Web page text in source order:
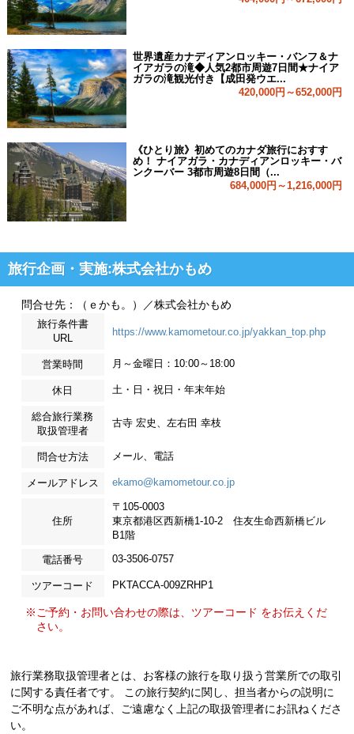
世界遺産カナディアンロッキー・バンフ＆ナ
イアガラの滝◆人気2都市周遊7日間★ナイア
ガラの滝観光付き【成田発ウエ...
420,000円～652,000円
《ひとり旅》初めてのカナダ旅行におすす
め！ ナイアガラ・カナディアンロッキー・バ
ンクーバー 3都市周遊8日間（...
684,000円～1,216,000円
旅行企画・実施:株式会社かもめ
問合せ先：（ｅかも。）／株式会社かもめ
旅行条件書
URL
https://www.kamometour.co.jp/yakkan_top.php
営業時間 月～金曜日：10:00～18:00
休日 土・日・祝日・年末年始
総合旅行業務
取扱管理者
古寺 宏史、左右田 幸枝
問合せ方法 メール、電話
メールアドレス ekamo@kamometour.co.jp
住所
〒105-0003
東京都港区西新橋1-10-2 住友生命西新橋ビル
B1階
電話番号 03-3506-0757
ツアーコード PKTACCA-009ZRHP1
※ご予約・お問い合わせの際は、ツアーコード をお伝えくだ
さい。
旅行業務取扱管理者とは、お客様の旅行を取り扱う営業所での取引
に関する責任者です。 この旅行契約に関し、担当者からの説明に
ご不明な点があれば、ご遠慮なく上記の取扱管理者にお訊ねくださ
い。